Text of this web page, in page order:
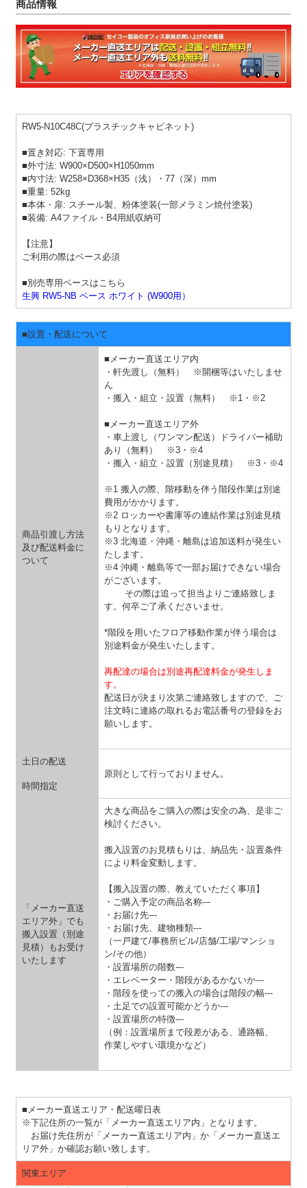
商品情報
RW5-N10C48C(プラスチックキャビネット)
■置き対応: 下置専用
■外寸法: W900×D500×H1050mm
■内寸法: W258×D368×H35（浅）・77（深）mm
■重量: 52kg
■本体・扉: スチール製、粉体塗装(一部メラミン焼付塗装)
■装備: A4ファイル・B4用紙収納可
【注意】
ご利用の際はベース必須
■別売専用ベースはこちら
生興 RW5-NB ベース ホワイト (W900用）
■設置・配送について
商品引渡し方法
及び配送料金に
ついて
■メーカー直送エリア内
・軒先渡し（無料） ※開梱等はいたしませ
ん
・搬入・組立・設置（無料）
※1・※2
■メーカー直送エリア外
・車上渡し（ワンマン配送）ドライバー補助
あり（無料）
※3・※4
・搬入・組立・設置（別途見積）
※3・※4
※1 搬入の際、階移動を伴う階段作業は別途
費用がかかります。
※2 ロッカーや書庫等の連結作業は別途見積
もりとなります。
※3 北海道・沖縄・離島は追加送料が発生い
たします。
※4 沖縄・離島等で一部お届けできない場合
がございます。
その際は追って担当よりご連絡致しま
す。何卒ご了承くださいませ。
*階段を用いたフロア移動作業が伴う場合は
別途料金が発生いたします。
再配達の場合は別途再配達料金が発生しま
す。
配送日が決まり次第ご連絡致しますので、ご
注文時に連絡の取れるお電話番号の登録をお
願いします。
土日の配送
原則として行っておりません。
時間指定
「メーカー直送
エリア外」でも
搬入設置（別途
見積）もお受け
いたします
大きな商品をご購入の際は安全の為、是非ご
検討ください。
搬入設置のお見積もりは、納品先・設置条件
により料金変動します。
【搬入設置の際、教えていただく事項】
・ご購入予定の商品名称---
・お届け先---
・お届け先、建物種類---
（一戸建て/事務所ビル/店舗/工場/マンショ
ン/その他）
・設置場所の階数---
・エレベーター・階段があるかないか---
・階段を使っての搬入の場合は階段の幅---
・土足での設置可能かどうか---
・設置場所の特徴---
（例：設置場所まで段差がある、通路幅、
作業しやすい環境かなど）
■メーカー直送エリア・配送曜日表
※下記住所の一覧が「メーカー直送エリア内」となります。
お届け先住所が「メーカー直送エリア内」か「メーカー直送エ
リア外」か確認お願い致します。
関東エリア